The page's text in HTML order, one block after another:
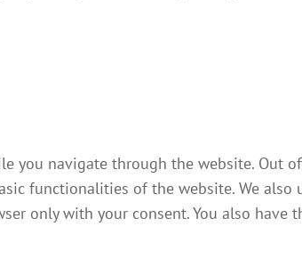
you navigate through the website. Out
functionalities of the website. We
only with your consent. You also